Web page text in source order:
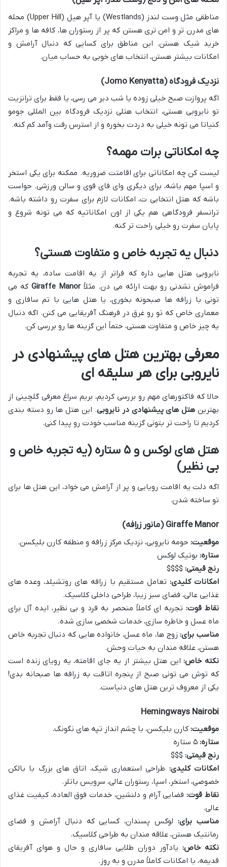
مناطقی مثل وست لندز (Westlands) یا آپر هیل (Upper Hill) محله
های مدرن تر و امن تری هستن که پر از رستوران ها، کافه ها و مراکز
خرید شیک هستن. این مناطق برای کسایی که دنبال آرامش و
امکانات بیشتر هستن، انتخاب های خوبی به حساب میان.
نزدیک فرودگاه (Jomo Kenyatta)
اگه پروازت صبح خیلی زوده یا شب دیر می رسی، یا فقط برای ترانزیت
تو نایروبی هستی، انتخاب هتلی نزدیک فرودگاه بین المللی جومو
کنیاتا می تونه خیلی به دردت بخوره و از استرس رفت وآمد کم کنه.
چه امکاناتی برات مهمه؟
لیست کن چه امکاناتی برای اقامتت ضروریه. ممکنه برای یکی استخر
و اسپا مهم باشه، برای دیگری وای فای قوی و سالن ورزشی. حواست
باشه که هتل انتخابی ت، امکانات لازم برای سفرت رو داشته باشه.
ترانسفر فرودگاهی هم یکی از اون امکاناتیه که می تونه شروع و
پایان سفرت رو خیلی راحت تر کنه.
دنبال یه تجربه خاص و متفاوت هستی؟
نایروبی هتل هایی داره که فراتر از یه اقامت ساده، یه تجربه
فراموش نشدنی رو بهت ارائه می دن. مثلاًGiraffe Manorکه می
تونی با زرافه ها صبحونه بخوری، یا هتل هایی با تم سافاری و
معماری خاص که تو رو غرق در فرهنگ آفریقایی می کنن. اگه دنبال
یه چیز خاص و متفاوت هستی، حتماً این گزینه ها رو بررسی کن.
معرفی بهترین هتل های پیشنهادی در
نایروبی برای هر سلیقه ای
حالا که فاکتورهای مهم رو بررسی کردیم، بریم سراغ معرفی گلچینی از
بهترین هتل های پیشنهادی در نایروبی. این هتل ها رو دسته بندی
کردیم تا راحت تر بتونی گزینه مناسب خودت رو پیدا کنی.
هتل های لوکس و ۵ ستاره (یه تجربه خاص و
بی نظیر)
اگه دلت یه اقامت رویایی و پر از آرامش می خواد، این هتل ها برای
تو ساخته شدن.
Giraffe Manor (مانور زرافه)
موقعیت: حومه نایروبی، نزدیک مرکز زرافه و منطقه کارن بلیکسن.
ستاره: بوتیک لوکس
رنج قیمتی: $$$$
امکانات کلیدی: تعامل مستقیم با زرافه های روتشیلد، وعده های
غذایی عالی، فضای سبز زیبا، طراحی داخلی کلاسیک.
نقاط قوت:تجربه ای کاملاً منحصر به فرد و بی نظیر، ایده آل برای
ماه عسل و خاطره سازی، خدمات شخصی سازی شده.
مناسب برای:زوج ها، ماه عسل، خانواده هایی که دنبال تجربه خاص
هستن، علاقه مندان به حیات وحش.
نکته خاص:این هتل بیشتر از یه جای اقامته، یه رویای زنده است
که توش می تونی صبح از پنجره اتاقت به زرافه ها صبحانه بدی!
یکی از معروف ترین هتل های دنیاست.
Hemingways Nairobi
موقعیت: کارن بلیکسن، با چشم انداز تپه های نگونگ.
ستاره:
رنج قیمتی: $$$
امکانات کلیدی: طراحی استعماری شیک، اتاق های بزرگ با بالکن
خصوصی، استخر، اسپا، رستوران عالی، سرویس باتلر.
نقاط قوت:فضایی آرام و دلنشین، خدمات فوق العاده، کیفیت غذای
عالی.
مناسب برای:لوکس پسندان، کسایی که دنبال آرامش و فضای
رمانتیک هستن، علاقه مندان به طراحی کلاسیک.
نکته خاص: یادآور دوران طلایی سافاری و حال و هوای آفریقای
قدیمه، با امکانات کاملاً مدرن و به روز.